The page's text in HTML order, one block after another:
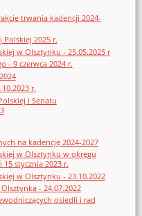
trwania kadencji 2024-
Polskiej 2025 r.
w Olsztynku - 25.05.2025 r
- 9 czerwca 2024 r.
r.
i Senatu
na kadencję 2024-2027
w Olsztynku w okręgu
stycznia 2023 r.
w Olsztynku - 23.10.2022
- 24.07.2022
osiedli i rad